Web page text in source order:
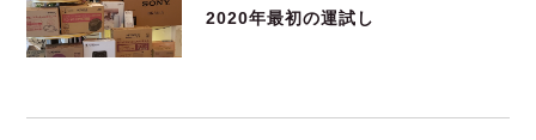
2020年最初の運試し